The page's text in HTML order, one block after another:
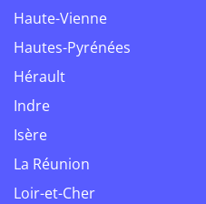
Haute-Vienne
Hautes-Pyrénées
Hérault
Indre
Isère
La Réunion
Loir-et-Cher